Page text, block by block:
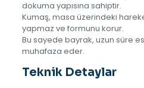
dokuma yapısına sahiptir.
Kumaş, masa üzerindeki
yapmaz ve formunu korur.
Bu sayede bayrak, uzun süre
muhafaza eder.
Teknik Detaylar